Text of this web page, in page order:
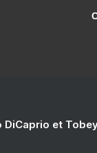
DiCaprio et